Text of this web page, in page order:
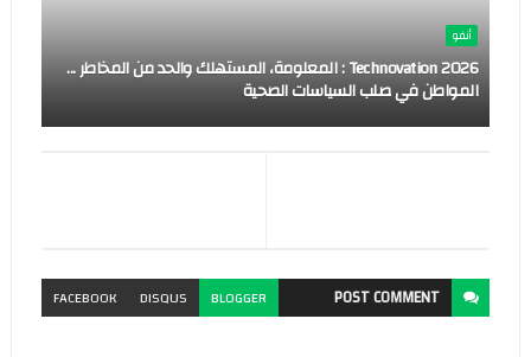
أنفو
Technovation 2026 : المعلومة، المستهلك والحد من المخاطر ...
المواطن في صلب السياسات الصحية
POSTCOMMENT
BLOGGER
DISQUS
FACEBOOK